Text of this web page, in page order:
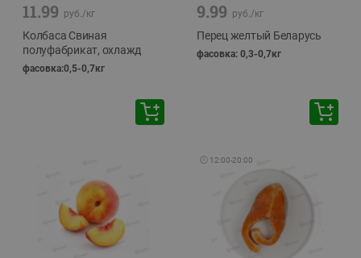
11.99 руб./кг
Колбаса Свиная
полуфабрикат, охлажд
фасовка:0,5-0,7кг
9.99 руб./кг
Перец желтый Беларусь
фасовка: 0,3-0,7кг
🕘 12:00-20:00